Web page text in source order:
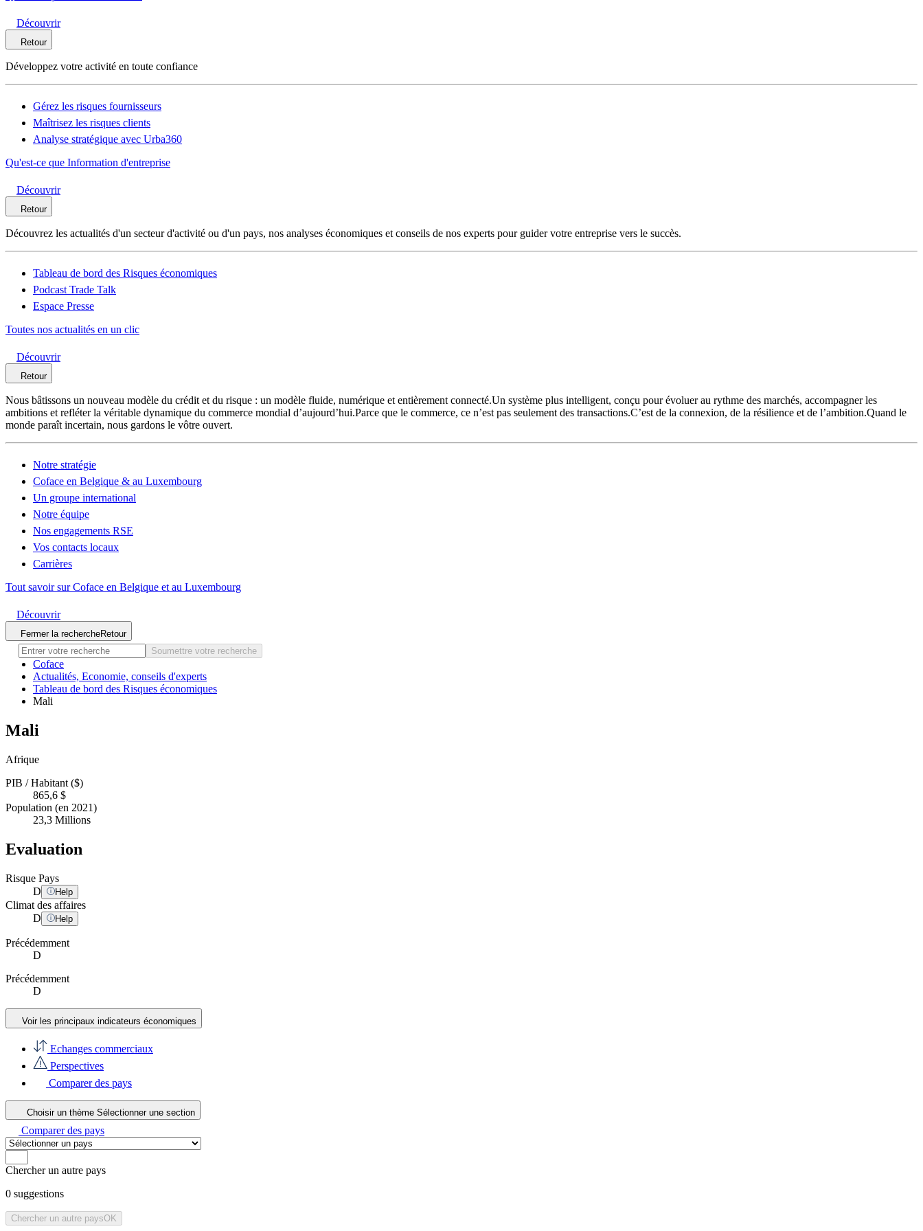
Découvrir
Retour
Développez votre activité en toute confiance
Gérez les risques fournisseurs
Maîtrisez les risques clients
Analyse stratégique avec Urba360
Qu'est-ce que Information d'entreprise
Découvrir
Retour
Découvrez les actualités d'un secteur d'activité ou d'un pays, nos analyses économiques et conseils de nos experts pour guider votre entreprise vers le succès.
Tableau de bord des Risques économiques
Podcast Trade Talk
Espace Presse
Toutes nos actualités en un clic
Découvrir
Retour
Nous bâtissons un nouveau modèle du crédit et du risque : un modèle fluide, numérique et entièrement connecté.Un système plus intelligent, conçu pour évoluer au rythme des marchés, accompagner les
ambitions et refléter la véritable dynamique du commerce mondial d’aujourd’hui.Parce que le commerce, ce n’est pas seulement des transactions.C’est de la connexion, de la résilience et de l’ambition.Quand le
monde paraît incertain, nous gardons le vôtre ouvert.
Notre stratégie
Coface en Belgique & au Luxembourg
Un groupe international
Notre équipe
Nos engagements RSE
Vos contacts locaux
Carrières
Tout savoir sur Coface en Belgique et au Luxembourg
Découvrir
Fermer la rechercheRetour
Soumettre votre recherche
Coface
Actualités, Economie, conseils d'experts
Tableau de bord des Risques économiques
Mali
Mali
Afrique
PIB / Habitant ($)
865,6 $
Population (en 2021)
23,3 Millions
Evaluation
Risque Pays
D
Help
Climat des affaires
D
Help
Précédemment
D
Précédemment
D
Voir les principaux indicateurs économiques
Echanges commerciaux
Perspectives
Comparer des pays
Choisir un thème Sélectionner une section
Comparer des pays
Chercher un autre pays
0 suggestions
Chercher un autre paysOK